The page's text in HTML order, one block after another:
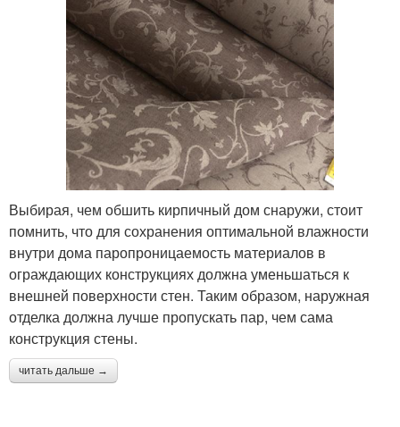
Выбирая, чем обшить кирпичный дом снаружи, стоит
помнить, что для сохранения оптимальной влажности
внутри дома паропроницаемость материалов в
ограждающих конструкциях должна уменьшаться к
внешней поверхности стен. Таким образом, наружная
отделка должна лучше пропускать пар, чем сама
конструкция стены.
читать дальше →